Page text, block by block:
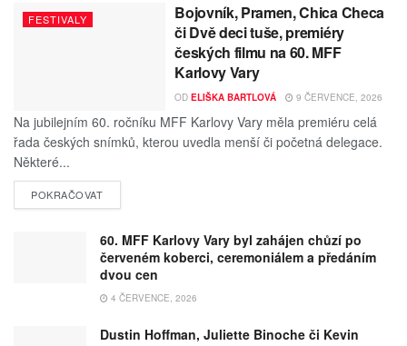
FESTIVALY
Bojovník, Pramen, Chica Checa
či Dvě deci tuše, premiéry
českých filmu na 60. MFF
Karlovy Vary
OD ELIŠKA BARTLOVÁ 9 ČERVENCE, 2026
Na jubilejním 60. ročníku MFF Karlovy Vary měla premiéru celá
řada českých snímků, kterou uvedla menší či početná delegace.
Některé...
POKRAČOVAT
60. MFF Karlovy Vary byl zahájen chůzí po
červeném koberci, ceremoniálem a předáním
dvou cen
4 ČERVENCE, 2026
Dustin Hoffman, Juliette Binoche či Kevin